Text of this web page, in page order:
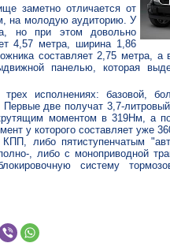
заметно отличается от
на молодую аудиторию. У
но при этом довольно
4,57 метра, ширина 1,86
составляет 2,75 метра, а
панелью, которая
исполнениях: базовой,
две получат 3,7-
моментом в 319Нм, а
у которого составляет уже
либо пятиступенчатым
, либо с моноприводной
систему